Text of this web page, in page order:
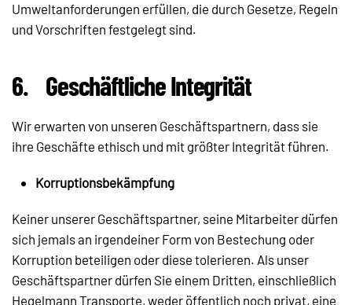
Umweltanforderungen erfüllen, die durch Gesetze, Regeln
und Vorschriften festgelegt sind.
6. Geschäftliche Integrität
Wir erwarten von unseren Geschäftspartnern, dass sie
ihre Geschäfte ethisch und mit größter Integrität führen.
Korruptionsbekämpfung
Keiner unserer Geschäftspartner, seine Mitarbeiter dürfen
sich jemals an irgendeiner Form von Bestechung oder
Korruption beteiligen oder diese tolerieren. Als unser
Geschäftspartner dürfen Sie einem Dritten, einschließlich
Hegelmann Transporte, weder öffentlich noch privat, eine